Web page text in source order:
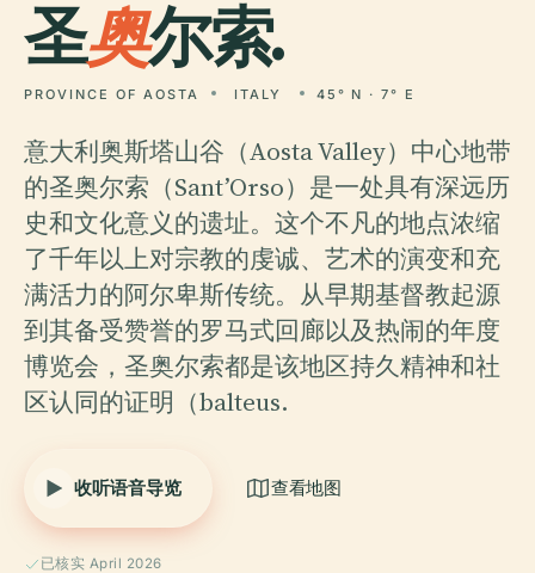
圣奥尔索.
PROVINCE OF AOSTA ITALY 45° N · 7° E
意大利奥斯塔山谷（Aosta Valley）中心地带
的圣奥尔索（Sant’Orso）是一处具有深远历
史和文化意义的遗址。这个不凡的地点浓缩
了千年以上对宗教的虔诚、艺术的演变和充
满活力的阿尔卑斯传统。从早期基督教起源
到其备受赞誉的罗马式回廊以及热闹的年度
博览会，圣奥尔索都是该地区持久精神和社
区认同的证明（balteus.
收听语音导览 查看地图
已核实 April 2026